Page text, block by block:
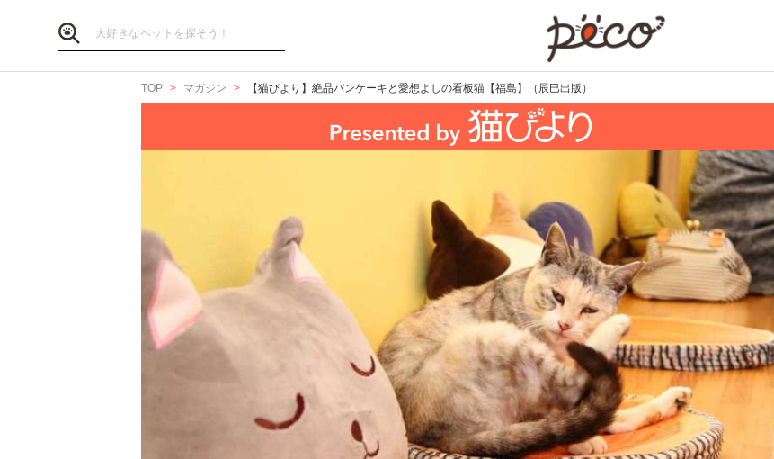
TOP マガジン 【猫びより】絶品パンケーキと愛想よしの看板猫【福島】（辰巳出版）